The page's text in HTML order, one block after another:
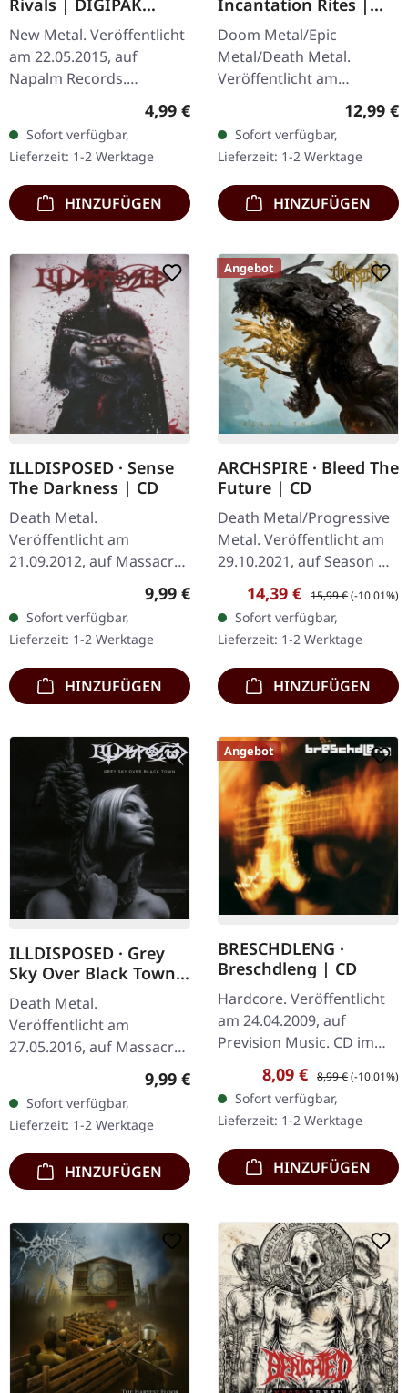
CD+DVD
New Metal. Veröffentlicht
am 22.05.2015, auf
Napalm Records.
Limitierte Auflage als CD
im DigiPak mit Making-Of
auf DVD. Nach einer
dreizehnjährigen…
Regulärer Preis:
4,99 €
Sofort verfügbar,
Lieferzeit: 1-2 Werktage
HINZUFÜGEN
JEWELCASE CD
Doom Metal/Epic
Metal/Death Metal.
Veröffentlicht am
15.03.2024, auf Supreme
Chaos Records. Neue
Version als CD im
Jewelcase mit 8-seitigem
Booklet.…
12,99 €
Sofort verfügbar,
Lieferzeit: 1-2 Werktage
HINZUFÜGEN
ILLDISPOSED · Sense
The Darkness | CD
Death Metal.
Veröffentlicht am
21.09.2012, auf Massacre
Records. CD im Jewelcase.
Illdisposed liefern mit
ihrem siebten Vollalbum
ein vernichtendes…
Regulärer Preis:
9,99 €
Sofort verfügbar,
Lieferzeit: 1-2 Werktage
HINZUFÜGEN
Angebot
ARCHSPIRE · Bleed The
Future | CD
Death Metal/Progressive
Metal. Veröffentlicht am
29.10.2021, auf Season Of
Mist. Jewelcase CD. Mit
ihrem neuen Album
'Bleed the Future' setzt…
Verkaufspreis:
14,39 € Regulärer Preis:
15,99 €(-10.01%)
Sofort verfügbar,
Lieferzeit: 1-2 Werktage
HINZUFÜGEN
ILLDISPOSED · Grey
Sky Over Black Town |
CD
Death Metal.
Veröffentlicht am
27.05.2016, auf Massacre
Records. CD im Jewelcase.
Als die dänischen Death
Metal-Giganten
Illdisposed 2016 ihr
Werk…
Regulärer Preis:
9,99 €
Sofort verfügbar,
Lieferzeit: 1-2 Werktage
HINZUFÜGEN
Angebot
BRESCHDLENG ·
Breschdleng | CD
Hardcore. Veröffentlicht
am 24.04.2009, auf
Prevision Music. CD im
Jewelcase. Die
Süddeutschen
Breschdleng sind ohne
Zweifel einzigartig. Mit…
Verkaufspreis:
8,09 € Regulärer Preis:
8,99 €(-10.01%)
Sofort verfügbar,
Lieferzeit: 1-2 Werktage
HINZUFÜGEN